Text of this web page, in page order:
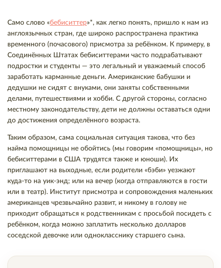
Само слово «бебиситтер»*, как легко понять, пришло к нам из
англоязычных стран, где широко распространена практика
временного (почасового) присмотра за ребёнком. К примеру, в
Соединённых Штатах бебиситтерами часто подрабатывают
подростки и студенты — это легальный и уважаемый способ
заработать карманные деньги. Американские бабушки и
дедушки не сидят с внуками, они заняты собственными
делами, путешествиями и хобби. С другой стороны, согласно
местному законодательству, дети не должны оставаться одни
до достижения определённого возраста.
Таким образом, сама социальная ситуация такова, что без
найма помощницы не обойтись (мы говорим «помощницы», но
бебиситтерами в США трудятся также и юноши). Их
приглашают на выходные, если родители «бэби» уезжают
куда-то на уик-энд; или на вечер (когда отправляются в гости
или в театр). Институт присмотра и сопровождения маленьких
американцев чрезвычайно развит, и никому в голову не
приходит обращаться к родственникам с просьбой посидеть с
ребёнком, когда можно заплатить несколько долларов
соседской девочке или однокласснику старшего сына.